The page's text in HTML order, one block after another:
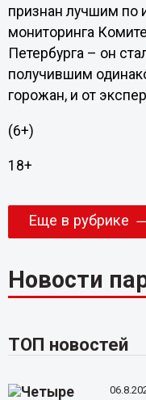
признан лучшим по
мониторинга
Петербурга – он
получившим
горожан, и от
(6+)
18+
Еще в рубрике
Новости
ТОП новостей